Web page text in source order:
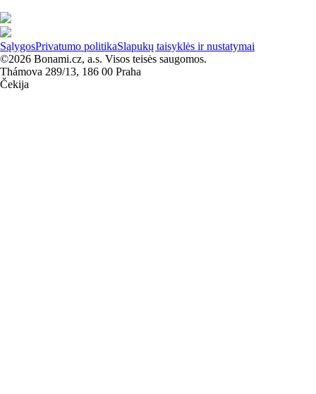
SąlygosPrivatumo politikaSlapukų taisyklės ir nustatymai
©2026 Bonami.cz, a.s. Visos teisės saugomos.
Thámova 289/13, 186 00 Praha
Čekija